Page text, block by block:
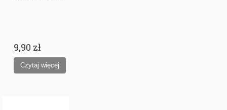
9,90 zł